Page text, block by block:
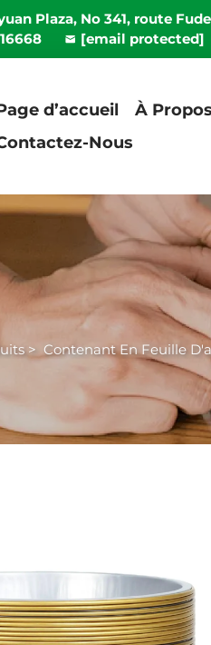
Plaza, No 341, route
[email protected]
d’accueil À
Nous
> Contenant En Feuille